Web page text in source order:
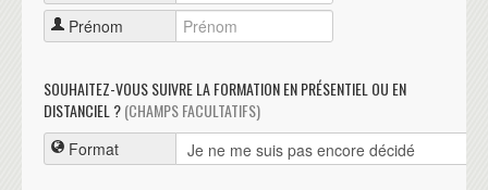
Prénom
SOUHAITEZ-VOUS SUIVRE LA FORMATION EN PRÉSENTIEL OU EN
DISTANCIEL ?(CHAMPS FACULTATIFS)
Format